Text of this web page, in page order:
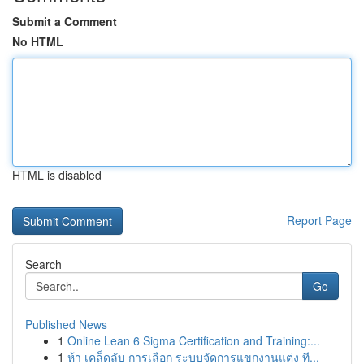
Submit a Comment
No HTML
HTML is disabled
Report Page
Search
Go
Published News
1 Online Lean 6 Sigma Certification and Training:...
1 ห้า เคล็ดลับ การเลือก ระบบจัดการแขกงานแต่ง ที...